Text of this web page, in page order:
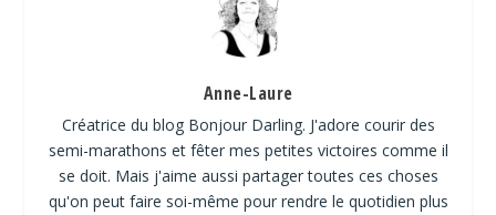
Anne-Laure
Créatrice du blog Bonjour Darling. J'adore courir des
semi-marathons et fêter mes petites victoires comme il
se doit. Mais j'aime aussi partager toutes ces choses
qu'on peut faire soi-même pour rendre le quotidien plus